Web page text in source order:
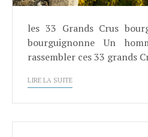
les 33 Grands Crus
bourguignonne Un
rassembler ces 33 grands
LIRE LA SUITE